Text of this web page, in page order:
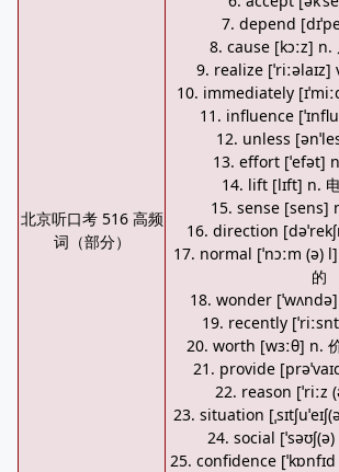
北京听口考 516 高频
词（部分）
7. depend
8. cause [kɔːz] n.
9. realize [ˈriːəlaɪz]
10. immediately
11. influence
12. unless
13. effort [ˈefət]
14. lift [lɪft] n.
15. sense [sens]
16. direction
17. normal [ˈnɔːm (ə)
的
18. wonder
19. recently
20. worth [wɜːθ] n.
21. provide
22. reason [ˈriːz
23. situation
24. social
25. confidence